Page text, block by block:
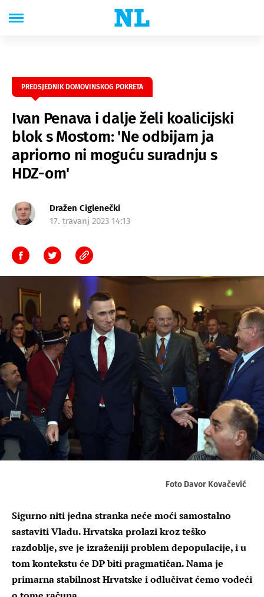
PREDSJEDNIK DOMOVINSKOG POKRETA
Ivan Penava i dalje želi koalicijski
blok s Mostom: 'Ne odbijam ja
apriorno ni moguću suradnju s
HDZ-om'
Dražen Ciglenečki
17. travanj 2023 14:13
Foto Davor Kovačević
Sigurno niti jedna stranka neće moći samostalno
sastaviti Vladu. Hrvatska prolazi kroz teško
razdoblje, sve je izraženiji problem depopulacije, i u
tom kontekstu će DP biti pragmatičan. Nama je
primarna stabilnost Hrvatske i odlučivat ćemo vodeći